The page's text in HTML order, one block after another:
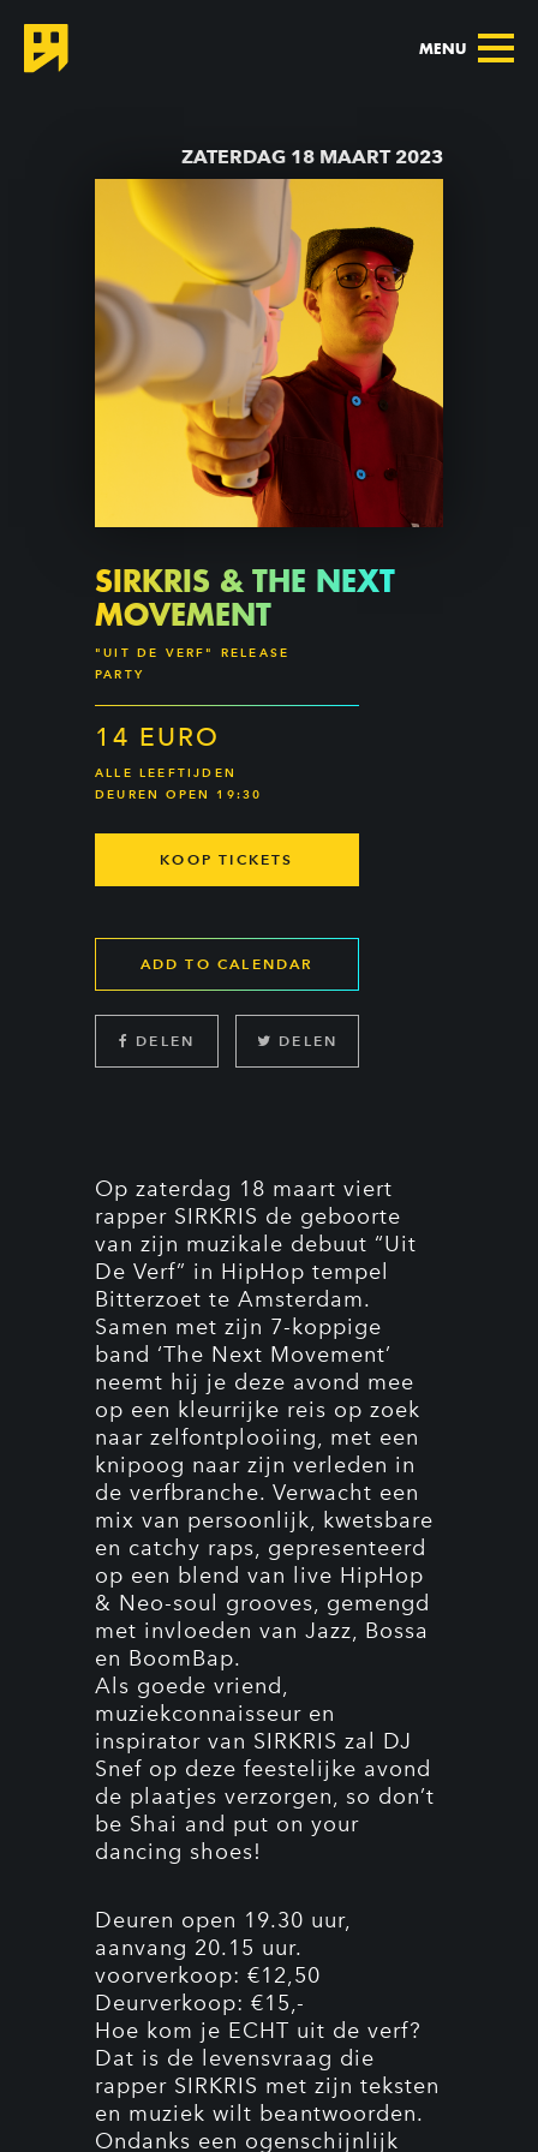
MENU
ZATERDAG 18 MAART 2023
SIRKRIS & THE NEXT
MOVEMENT
"UIT DE VERF" RELEASE
PARTY
14 EURO
ALLE LEEFTIJDEN
DEUREN OPEN 19:30
KOOP TICKETS
ADD TO CALENDAR
DELEN DELEN
Op zaterdag 18 maart viert
rapper SIRKRIS de geboorte
van zijn muzikale debuut “Uit
De Verf” in HipHop tempel
Bitterzoet te Amsterdam.
Samen met zijn 7-koppige
band ‘The Next Movement’
neemt hij je deze avond mee
op een kleurrijke reis op zoek
naar zelfontplooiing, met een
knipoog naar zijn verleden in
de verfbranche. Verwacht een
mix van persoonlijk, kwetsbare
en catchy raps, gepresenteerd
op een blend van live HipHop
& Neo-soul grooves, gemengd
met invloeden van Jazz, Bossa
en BoomBap.
Als goede vriend,
muziekconnaisseur en
inspirator van SIRKRIS zal DJ
Snef op deze feestelijke avond
de plaatjes verzorgen, so don’t
be Shai and put on your
dancing shoes!
Deuren open 19.30 uur,
aanvang 20.15 uur.
voorverkoop: €12,50
Deurverkoop: €15,-
Hoe kom je ECHT uit de verf?
Dat is de levensvraag die
rapper SIRKRIS met zijn teksten
en muziek wilt beantwoorden.
Ondanks een ogenschijnlijk